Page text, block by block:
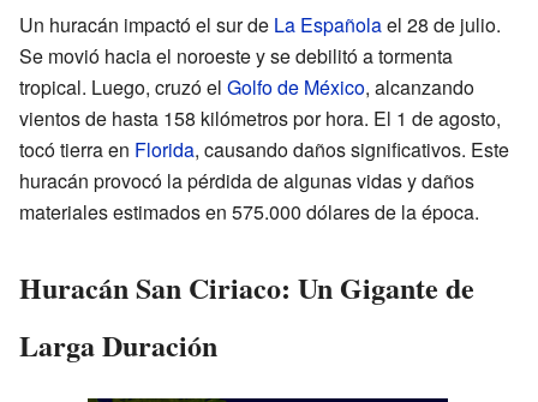
Un huracán impactó el sur de La Españolael 28 de julio.
Se movió hacia el noroeste y se debilitó a tormenta
tropical. Luego, cruzó el Golfo de México, alcanzando
vientos de hasta 158 kilómetros por hora. El 1 de agosto,
tocó tierra en Florida, causando daños significativos. Este
huracán provocó la pérdida de algunas vidas y daños
materiales estimados en 575.000 dólares de la época.
Huracán San Ciriaco: Un Gigante de
Larga Duración